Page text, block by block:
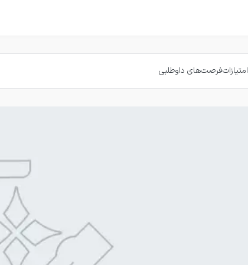
امتیازاتفرصت‌های داوطلبی